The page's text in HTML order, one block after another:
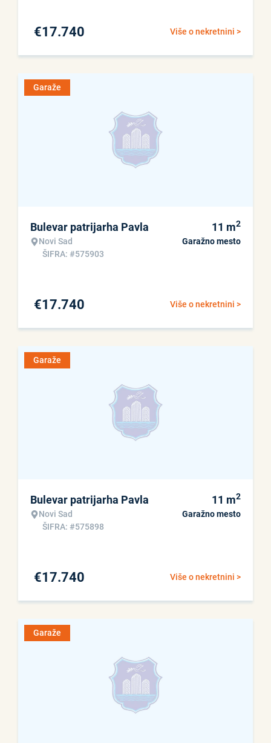
Više o nekretnini >
€17.740
Garaže
Bulevar patrijarha Pavla
Novi Sad
ŠIFRA: #575903
11 m2
Garažno mesto
Više o nekretnini >
€17.740
Garaže
Bulevar patrijarha Pavla
Novi Sad
ŠIFRA: #575898
11 m2
Garažno mesto
Više o nekretnini >
€17.740
Garaže